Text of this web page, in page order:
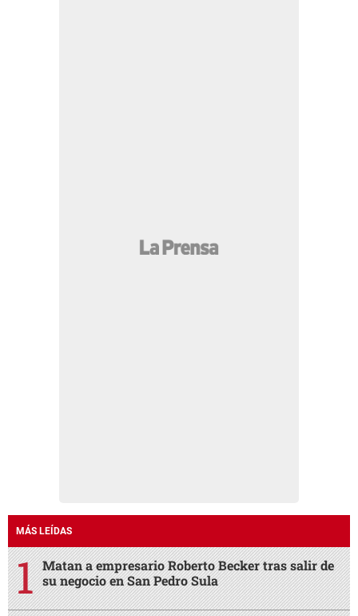
MÁS LEÍDAS
Matan a empresario Roberto Becker tras salir de
su negocio en San Pedro Sula